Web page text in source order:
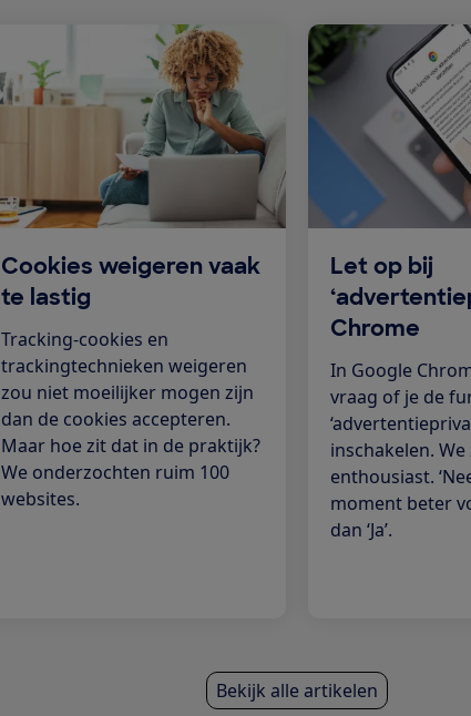
Cookies weigeren vaak
te lastig
Tracking-cookies en
trackingtechnieken weigeren
zou niet moeilijker mogen zijn
dan de cookies accepteren.
Maar hoe zit dat in de praktijk?
We onderzochten ruim 100
websites.
Let op bij
Chrome
In Google
vraag of je de
inschakelen.
enthousiast.
moment beter
dan ‘Ja’.
Bekijk alle artikelen